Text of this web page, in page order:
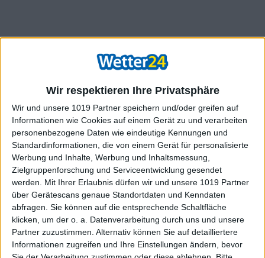
Wir respektieren Ihre Privatsphäre
Wir und unsere 1019 Partner speichern und/oder greifen auf
Informationen wie Cookies auf einem Gerät zu und verarbeiten
personenbezogene Daten wie eindeutige Kennungen und
Standardinformationen, die von einem Gerät für personalisierte
Werbung und Inhalte, Werbung und Inhaltsmessung,
Zielgruppenforschung und Serviceentwicklung gesendet
werden.
Mit Ihrer Erlaubnis dürfen wir und unsere 1019 Partner
über Gerätescans genaue Standortdaten und Kenndaten
abfragen. Sie können auf die entsprechende Schaltfläche
klicken, um der o. a. Datenverarbeitung durch uns und unsere
Partner zuzustimmen. Alternativ können Sie auf detailliertere
Informationen zugreifen und Ihre Einstellungen ändern, bevor